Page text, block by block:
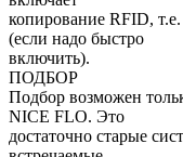
копирование RFID,
(если надо быстро
включить).
ПОДБОР
Подбор возможен
NICE FLO. Это
достаточно старые